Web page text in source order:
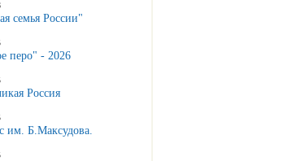
семья России"
перо" - 2026
Россия
им. Б.Максудова.